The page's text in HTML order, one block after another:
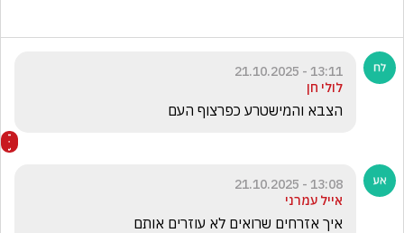
13:11 - 21.10.2025
לולי חן
הצבא והמישטרע כפרצוף העם
13:08 - 21.10.2025
אייל עמרני
איך אזרחים שרואים לא עוזרים אותם